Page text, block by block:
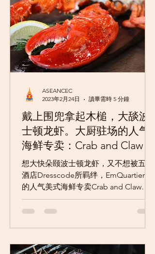
戴上围兜拿起木槌，大舕波
士顿龙虾。大厨驻场的人气
海鲜专卖：Crab and Claw @
EmQuartier
想大快朵颐波士顿龙虾，又不想被五星
酒店Dresscode所羁绊，EmQuartier中
的人气美式海鲜专卖Crab and Claw，
绝对是精准的选择。 EmQuartier 三栋
建筑物集结成EmQuartier，与BTS空铁
ASEANCEC
2023年2月24日
讀畢需時 5 分鐘